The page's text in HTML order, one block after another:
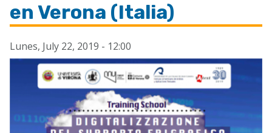
en Verona (Italia)
Lunes, July 22, 2019 - 12:00